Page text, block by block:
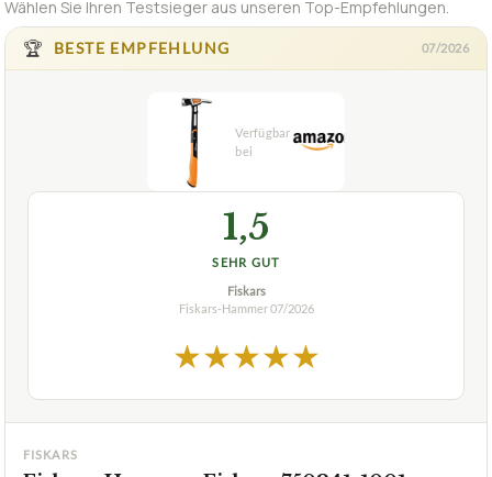
Wählen Sie Ihren Testsieger aus unseren Top-Empfehlungen.
🏆
BESTE EMPFEHLUNG 07/2026
1,5
SEHR GUT
Fiskars
Fiskars-Hammer07/2026
★★★★★
FISKARS